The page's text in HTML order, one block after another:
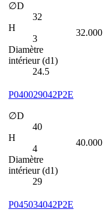
∅D
32
H
3
Diamètre
intérieur (d1)
24.5
32.000
P040029042P2E
∅D
40
H
4
Diamètre
intérieur (d1)
29
40.000
P045034042P2E